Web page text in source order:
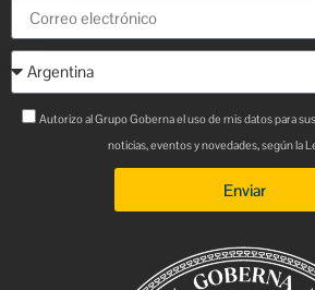
Autorizo al Grupo Goberna el uso de mis datos para
noticias, eventos y novedades, según la
Enviar